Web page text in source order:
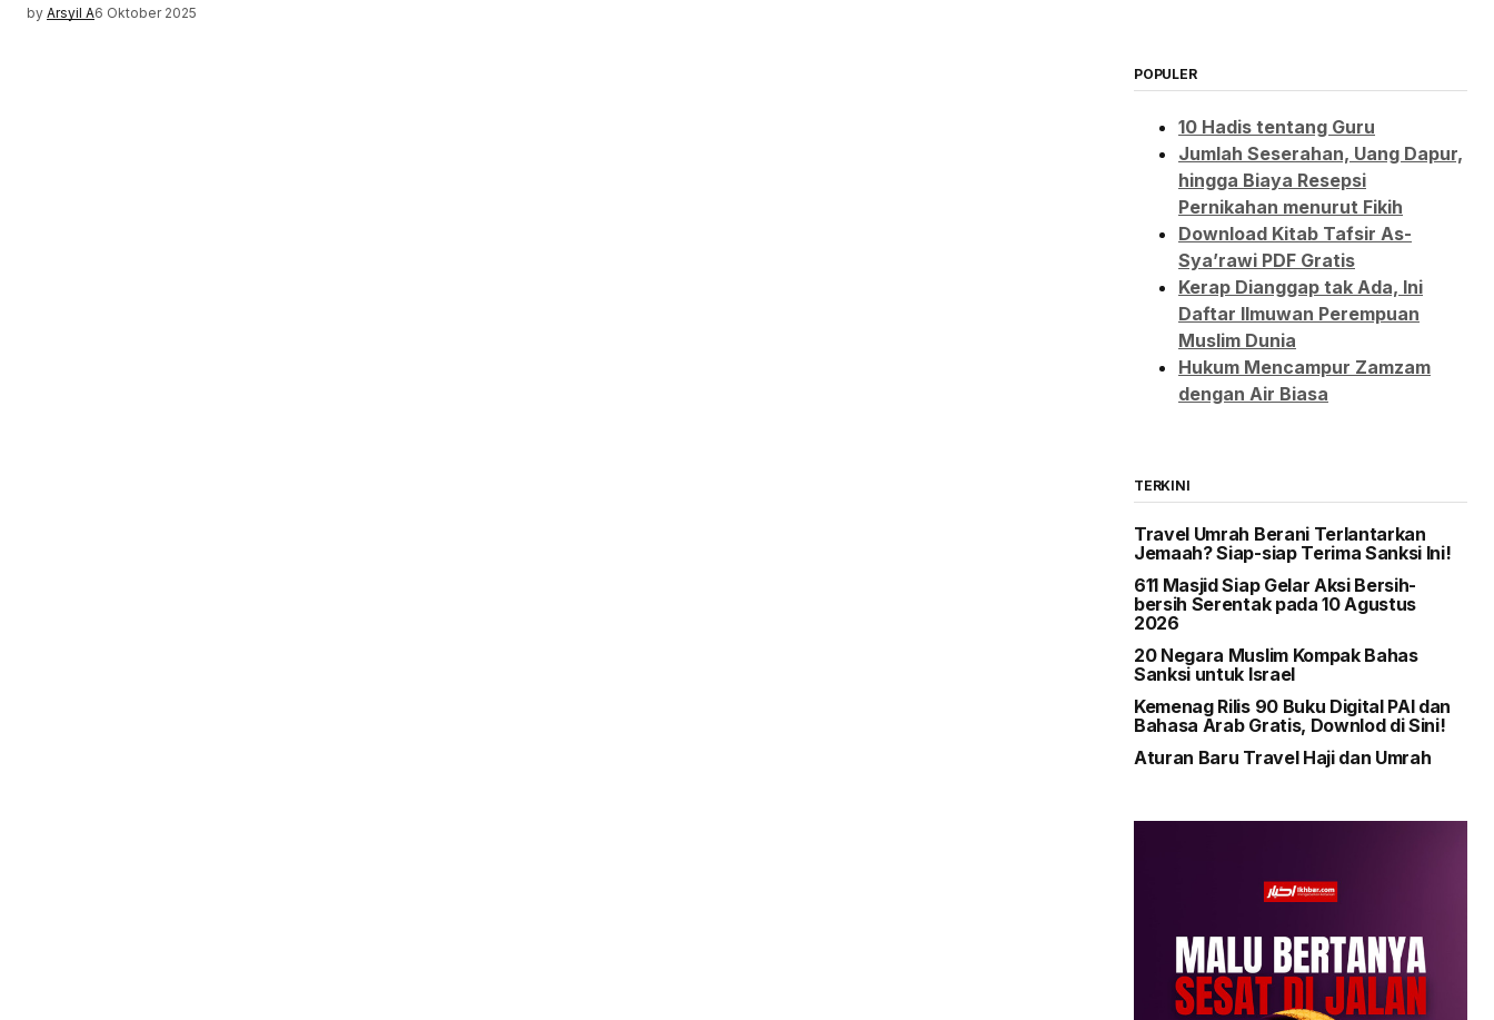
by Arsyil A6 Oktober 2025
POPULER
10 Hadis tentang Guru
Jumlah Seserahan, Uang Dapur,
hingga Biaya Resepsi
Pernikahan menurut Fikih
Download Kitab Tafsir As-
Sya’rawi PDF Gratis
Kerap Dianggap tak Ada, Ini
Daftar Ilmuwan Perempuan
Muslim Dunia
Hukum Mencampur Zamzam
dengan Air Biasa
TERKINI
Travel Umrah Berani Terlantarkan
Jemaah? Siap-siap Terima Sanksi Ini!
611 Masjid Siap Gelar Aksi Bersih-
bersih Serentak pada 10 Agustus
2026
20 Negara Muslim Kompak Bahas
Sanksi untuk Israel
Kemenag Rilis 90 Buku Digital PAI dan
Bahasa Arab Gratis, Downlod di Sini!
Aturan Baru Travel Haji dan Umrah